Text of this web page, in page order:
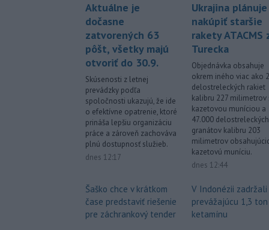
Aktuálne je
dočasne
zatvorených 63
pôšt, všetky majú
otvoriť do 30.9.
Skúsenosti z letnej
prevádzky podľa
spoločnosti ukazujú, že ide
o efektívne opatrenie, ktoré
prináša lepšiu organizáciu
práce a zároveň zachováva
plnú dostupnosť služieb.
dnes 12:17
Šaško chce v krátkom
čase predstaviť riešenie
pre záchrankový tender
Ukrajina plánuje
nakúpiť staršie
rakety ATACMS
Turecka
Objednávka obsahuje
okrem iného viac ako
delostreleckých rakiet
kalibru 227 milimetrov
kazetovou muníciou a
47.000 delostreleckých
granátov kalibru 203
milimetrov
kazetovú muníciu.
dnes 12:44
V Indonézii
prevážajúcu 1,3 ton
ketamínu